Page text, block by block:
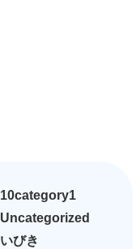
10category1
Uncategorized
いびき